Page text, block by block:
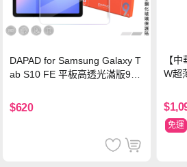
DAPAD for Samsung Galaxy T
ab S10 FE 平板高透光滿版9H
$620
【
W超
免運